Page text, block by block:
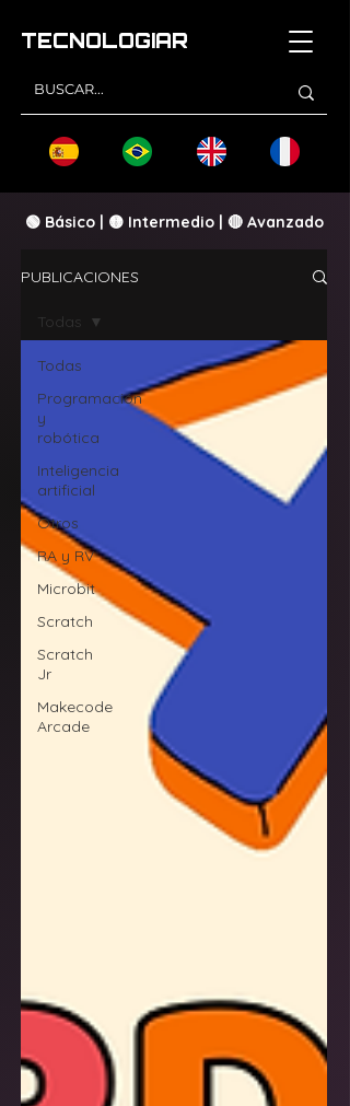
TECNOLOGIAR
🟢 Básico | 🟡 Intermedio | 🔴 Avanzado
PUBLICACIONES
Todas
Programación
y
robótica
Inteligencia
artificial
Otros
RA y RV
Microbit
Scratch
Scratch
Jr
Makecode
Arcade
Todas